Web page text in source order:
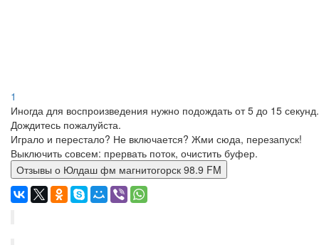
1
Иногда для воспроизведения нужно подождать от 5 до 15 секунд.
Дождитесь пожалуйста.
Играло и перестало? Не включается? Жми сюда, перезапуск!
Выключить совсем: прервать поток, очистить буфер.
Отзывы о Юлдаш фм магнитогорск 98.9 FM